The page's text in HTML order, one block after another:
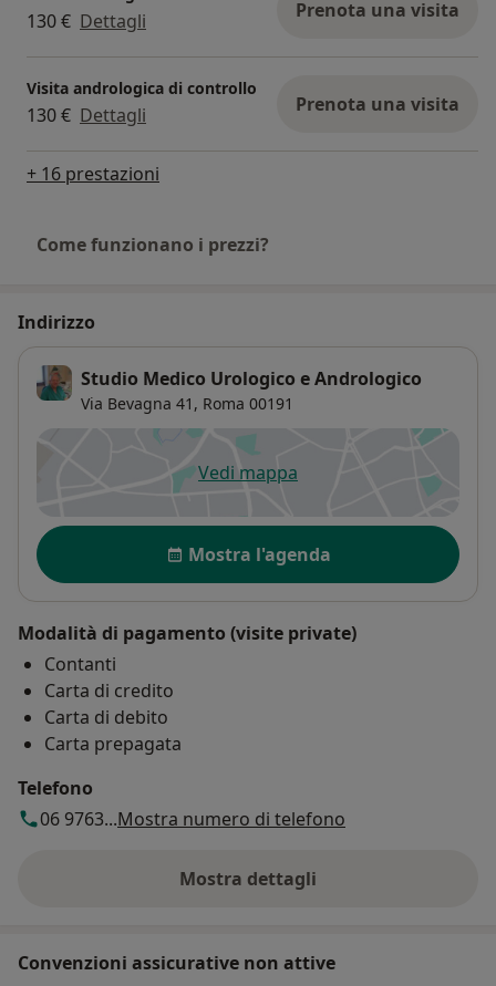
130 € Dettagli Prenota una visita
Visita andrologica di controllo
130 € Dettagli Prenota una visita
+ 16 prestazioni
Come funzionano i prezzi?
Indirizzo
Studio Medico Urologico e Andrologico
Via Bevagna 41, Roma 00191
Vedi mappasi apre in una nuova scheda
Disponibilità
Mostra l'agenda
Modalità di pagamento (visite private)
Contanti
Carta di credito
Carta di debito
Carta prepagata
Telefono
06 9763...Mostra numero di telefono
Mostra dettagli
sull'indirizzo
Convenzioni assicurative non attive